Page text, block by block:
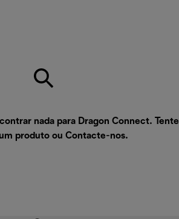
nada para Dragon Connect. Tente
produto ou Contacte-nos.